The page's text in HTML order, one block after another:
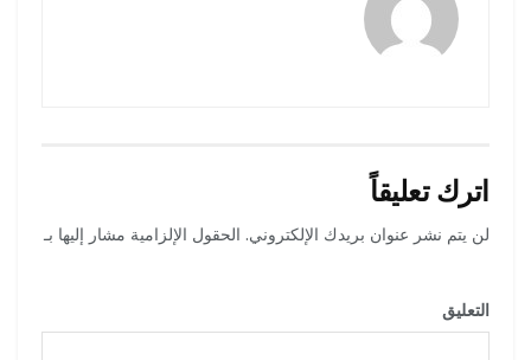
اترك تعليقاً
لن يتم نشر عنوان بريدك الإلكتروني. الحقول الإلزامية مشار إليها بـ
التعليق